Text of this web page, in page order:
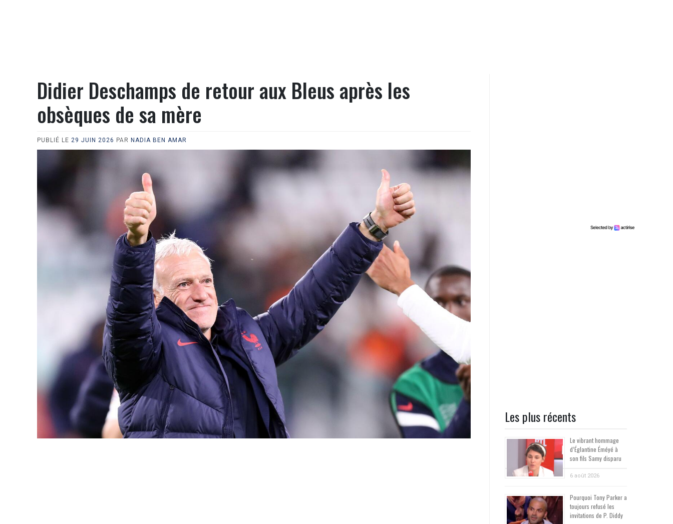
Didier Deschamps de retour aux Bleus après les
obsèques de sa mère
PUBLIÉ LE 29 JUIN 2026 PAR NADIA BEN AMAR
Les plus récents
Le vibrant hommage
d’Églantine Éméyé à
son fils Samy disparu
6 août 2026
Pourquoi Tony Parker a
toujours refusé les
invitations de P. Diddy